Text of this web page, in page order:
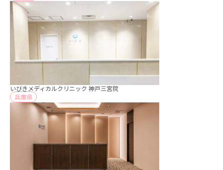
いびきメディカルクリニック 神戸三宮院
兵庫県